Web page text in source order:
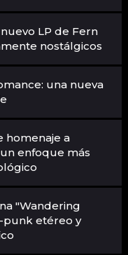
nuevo LP de Fern
nostálgicos
una nueva
homenaje a
un enfoque más
"Wandering
punk etéreo y